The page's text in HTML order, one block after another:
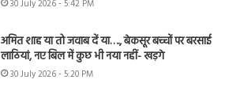
30 July 2026 - 5:42 PM
अमित शाह या तो जवाब दें या…., बेकसूर बच्चों पर बरसाई
लाठियां, नए बिल में कुछ भी नया नहीं- खड़गे
30 July 2026 - 5:20 PM